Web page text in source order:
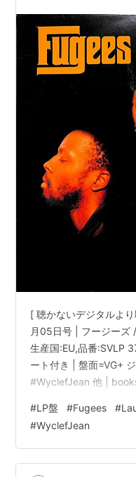
組］(LPレコード) |
ジャケット=VG+ |
[ 聴かないデジタルよ
月05日号 | フージーズ
生産国:EU,品番:SVLP
ート付き | 盤面=VG+
#WyclefJean 他 |
ーブ※経年汚れ有][盤面
［ジャケット=VG+:角
品交換して配送致しま
#LP盤 #Fugees #
#WyclefJean